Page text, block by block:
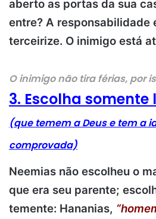
aberto as portas da sua
entre? A responsabilidade
terceirize. O inimigo está
O inimigo não tira férias, por
3. Escolha somente
(que temem a Deus e tem a
comprovada)
Neemias não escolheu o
que era seu parente;
temente: Hananias,